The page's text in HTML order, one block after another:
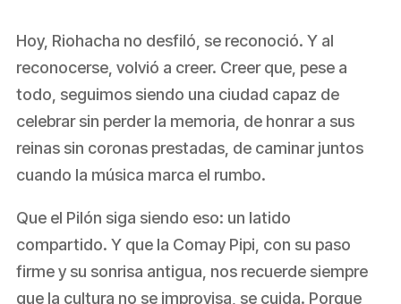
Hoy, Riohacha no desfiló, se reconoció. Y al
reconocerse, volvió a creer. Creer que, pese a
todo, seguimos siendo una ciudad capaz de
celebrar sin perder la memoria, de honrar a sus
reinas sin coronas prestadas, de caminar juntos
cuando la música marca el rumbo.
Que el Pilón siga siendo eso: un latido
compartido. Y que la Comay Pipi, con su paso
firme y su sonrisa antigua, nos recuerde siempre
que la cultura no se improvisa, se cuida. Porque